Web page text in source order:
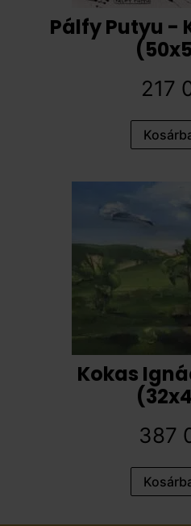
Pálfy Putyu -
217
Kokas
387